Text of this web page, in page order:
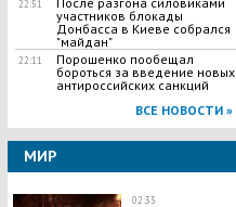
22:51
участников блокады
Донбасса в Киеве собрался
"майдан"
22:11
Порошенко пообещал
бороться за введение новых
антироссийских санкций
ВСЕ НОВОСТИ »
МИР
02:33